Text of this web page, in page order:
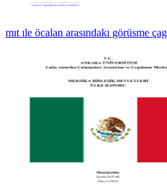
mıt ıle öcalan arasındakı görüsme